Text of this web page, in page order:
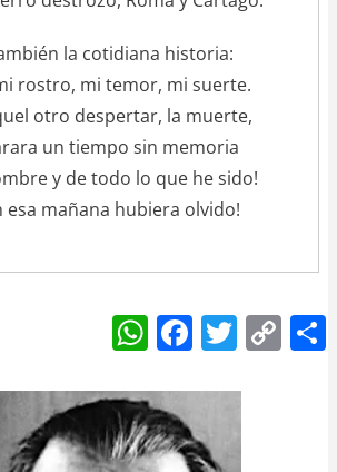
la cotidiana historia:
rostro, mi temor, mi suerte.
otro despertar, la muerte,
un tiempo sin memoria
y de todo lo que he sido!
esa mañana hubiera olvido!
W
h
at
s
F
a
c
e
T
w
itt
er
C
o